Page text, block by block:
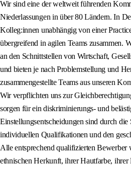
Wir sind eine der weltweit führenden
Niederlassungen in über 80 Ländern. In
Kolleg:innen unabhängig von einer
übergreifend in agilen Teams zusammen.
an den Schnittstellen von Wirtschaft,
und bieten je nach Problemstellung und
zusammengestellte Teams aus unseren
Wir verpflichten uns zur
sorgen für ein diskriminierungs- und
Einstellungsentscheidungen sind durch
individuellen Qualifikationen und den
Alle entsprechend qualifizierten Bewerber
ethnischen Herkunft, ihrer Hautfarbe, ihrer